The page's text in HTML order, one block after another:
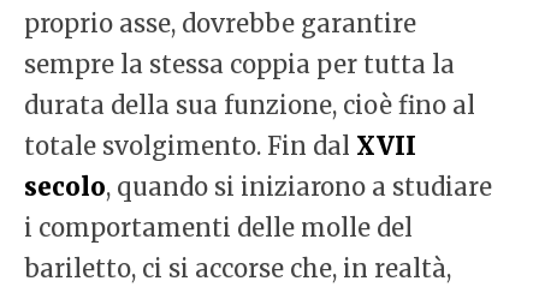
proprio asse, dovrebbe garantire
sempre la stessa coppia per tutta la
durata della sua funzione, cioè fino al
totale svolgimento. Fin dal XVII
secolo, quando si iniziarono a studiare
i comportamenti delle molle del
bariletto, ci si accorse che, in realtà,